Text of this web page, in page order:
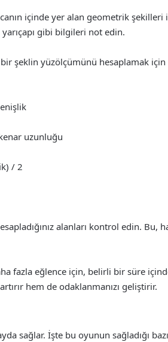
içinde yer alan geometrik şekilleri
gibi bilgileri not edin.
şeklin yüzölçümünü hesaplamak
uzunluğu
/ 2
alanları kontrol edin. Bu,
fazla eğlence için, belirli bir süre
hem de odaklanmanızı geliştirir.
sağlar. İşte bu oyunun sağladığı